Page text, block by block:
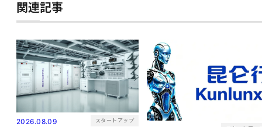
関連記事
2026.08.09 スタートアップ